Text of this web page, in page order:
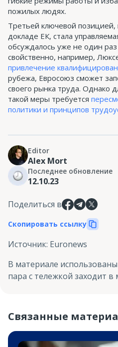
пожилых людях.
Третьей ключевой позицией,
докладе ЕК, стала
обсуждалось уже не один
свойственно, например,
привлечение
рубежа, Евросоюз сможет
своего рынка труда. Однако
такой меры требуется
политики и принципов
Editor
Alex Mort
Последнее обновление
12.10.23
Поделиться в
Скопировать ссылку
Источник: Euronews
В материале
пара с тележкой заходит
Связанные